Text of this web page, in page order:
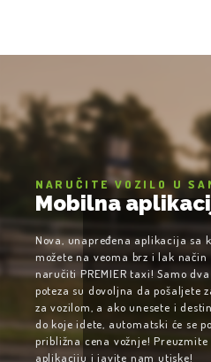
NARUČITE VOZILO U
Mobilna
Nova, unapređena aplikacija sa
možete na veoma brz i lak način
naručiti PREMIER taxi! Samo dva
poteza su dovoljna da pošaljete
za vozilom, a ako unesete i
do koje idete, automatski će se
približna cena vožnje! Preuzmite
aplikaciju i javite nam utiske!